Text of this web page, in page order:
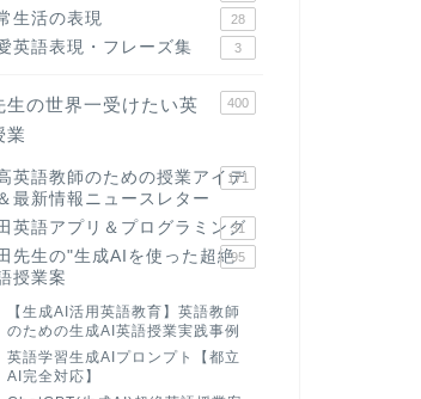
生活の表現 28
英語表現・フレーズ集 3
生の世界一受けたい英
業
400
英語教師のための授業アイデ
最新情報ニュースレター
171
英語アプリ＆プログラミング
31
先生の"生成AIを使った超絶
授業案
95
【生成AI活用英語教育】英語教師
のための生成AI英語授業実践事例
英語学習生成AIプロンプト【都立
AI完全対応】